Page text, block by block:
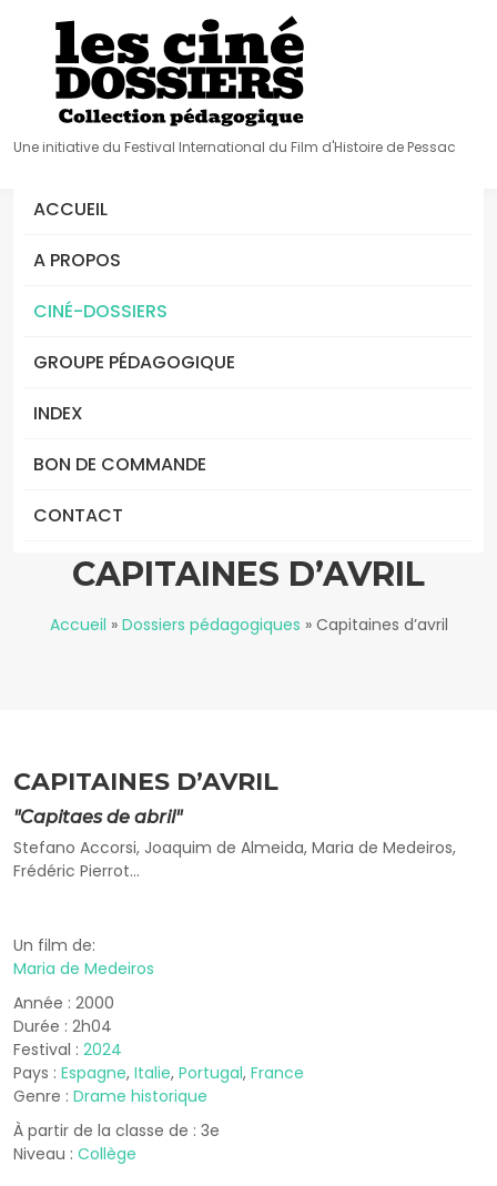
Une initiative du Festival International du Film d'Histoire de Pessac
ACCUEIL
A PROPOS
CINÉ-DOSSIERS
GROUPE PÉDAGOGIQUE
INDEX
BON DE COMMANDE
CONTACT
CAPITAINES D’AVRIL
Accueil » Dossiers pédagogiques » Capitaines d’avril
CAPITAINES D’AVRIL
"Capitaes de abril"
Stefano Accorsi, Joaquim de Almeida, Maria de Medeiros,
Frédéric Pierrot...
Un film de:
Maria de Medeiros
Année : 2000
Durée : 2h04
Festival : 2024
Pays : Espagne, Italie, Portugal, France
Genre : Drame historique
À partir de la classe de : 3e
Niveau : Collège